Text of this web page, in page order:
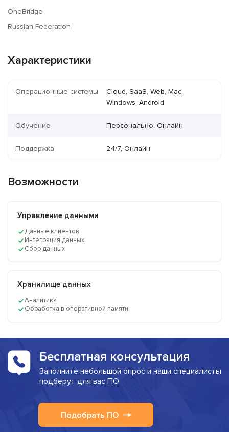
OneBridge
Russian Federation
Характеристики
Операционные системы
Cloud, SaaS, Web, Mac,
Windows, Android
Обучение Персонально, Онлайн
Поддержка 24/7, Онлайн
Возможности
Управление данными
Данные клиентов
Интеграция данных
Сбор данных
Хранилище данных
Аналитика
Обработка в оперативной памяти
Бесплатная консультация
Заполните небольшой опрос и наши специалисты
подберут для вас ПО
Подобрать ПО